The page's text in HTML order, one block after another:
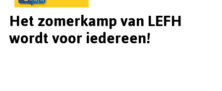
Het zomerkamp van LEFH
wordt voor iedereen!